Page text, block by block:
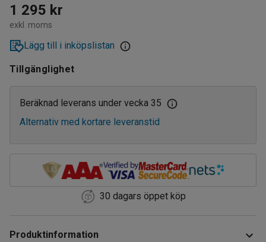
1 295 kr
exkl. moms
Lägg till i inköpslistan
Tillgänglighet
Beräknad leverans under vecka 35
Alternativ med kortare leveranstid
30 dagars öppet köp
Produktinformation